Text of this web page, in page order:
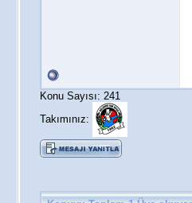
Konu Sayısı: 241
Takımınız: